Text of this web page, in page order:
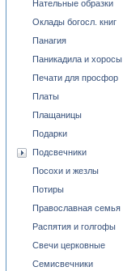
Нательные образки
Оклады богосл. книг
Панагия
Паникадила и хоросы
Печати для просфор
Платы
Плащаницы
Подарки
Подсвечники
Посохи и жезлы
Потиры
Православная семья
Распятия и голгофы
Свечи церковные
Семисвечники